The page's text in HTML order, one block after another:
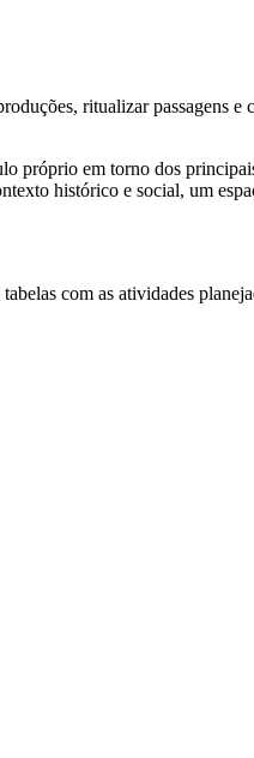
ritualizar passagens e
próprio em torno dos
histórico e social, um
com as atividades